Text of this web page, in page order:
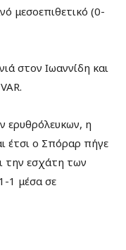
μεσοεπιθετικό (0-
στον Ιωαννίδη και
ερυθρόλευκων, η
έτσι ο Σπόραρ πήγε
την εσχάτη των
1 μέσα σε